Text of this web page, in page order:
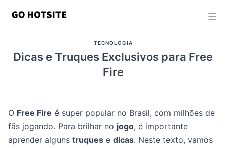
conteúdo
TECNOLOGIA
Dicas e Truques Exclusivos para Free
Fire
O Free Fire é super popular no Brasil, com milhões de
fãs jogando. Para brilhar no jogo, é importante
aprender alguns truques e dicas. Neste texto, vamos